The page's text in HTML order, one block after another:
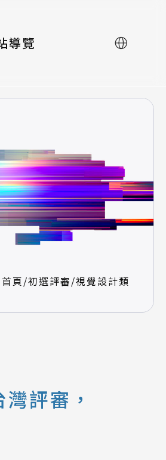
導覽 English
首頁/初選評審/視覺設計類
評審，